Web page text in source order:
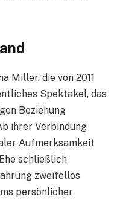
Miller, die von 2011
Spektakel, das
Beziehung
ihrer Verbindung
Aufmerksamkeit
schließlich
zweifellos
persönlicher